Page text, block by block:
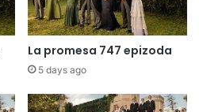
La promesa 747 epizoda
5 days ago